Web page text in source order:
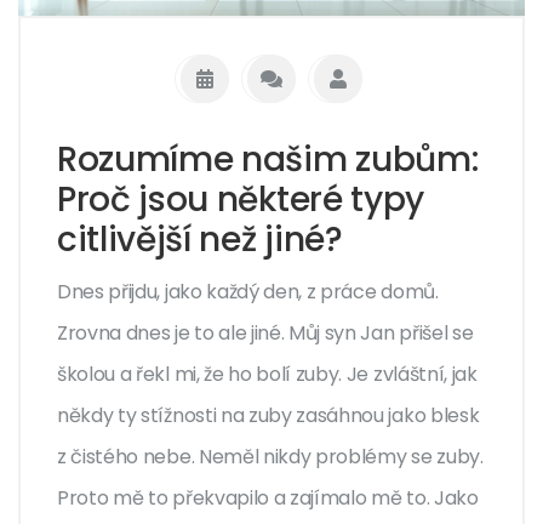
Rozumíme našim zubům:
Proč jsou některé typy
citlivější než jiné?
Dnes přijdu, jako každý den, z práce domů.
Zrovna dnes je to ale jiné. Můj syn Jan přišel se
školou a řekl mi, že ho bolí zuby. Je zvláštní, jak
někdy ty stížnosti na zuby zasáhnou jako blesk
z čistého nebe. Neměl nikdy problémy se zuby.
Proto mě to překvapilo a zajímalo mě to. Jako